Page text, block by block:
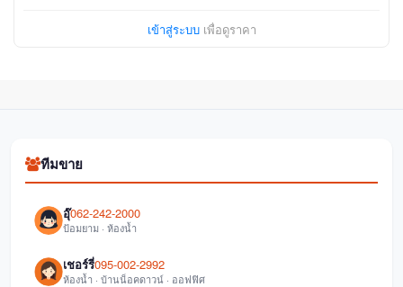
เข้าสู่ระบบเพื่อดูราคา
ทีมขาย
อุ๊062-242-2000
ป้อมยาม · ห้องน้ำ
เชอร์รี่095-002-2992
ห้องน้ำ · บ้านน็อคดาวน์ · ออฟฟิศ